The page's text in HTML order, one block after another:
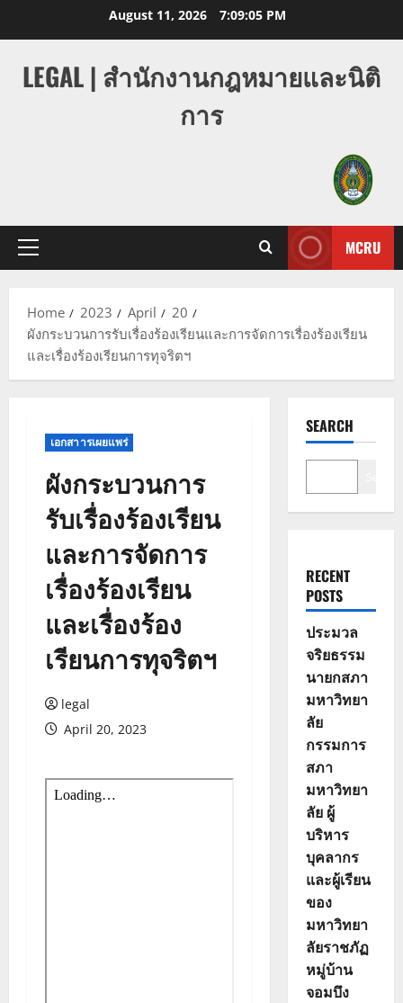
August 11, 2026 7:09:05 PM
LEGAL | สำนักงานกฎหมายและนิติ
การ
Primary
MCRU
Home 2023 April
20
ผังกระบวนการรับเรื่องร้องเรียนและการจัดการเรื่องร้องเรียน
และเรื่องร้องเรียนการทุจริตฯ
เอกสาารเผยแพร่
ผังกระบวนการ
รับเรื่องร้องเรียน
และการจัดการ
เรื่องร้องเรียน
และเรื่องร้อง
เรียนการทุจริตฯ
legal
April 20, 2023
SEARCH
RECENT
POSTS
ประมวล
จริยธรรม
นายกสภา
มหาวิทยา
ลัย
กรรมการ
สภา
มหาวิทยา
ลัย ผู้
บริหาร
บุคลากร
และผู้เรียน
ของ
มหาวิทยา
ลัยราชภัฏ
หมู่บ้าน
จอมบึง